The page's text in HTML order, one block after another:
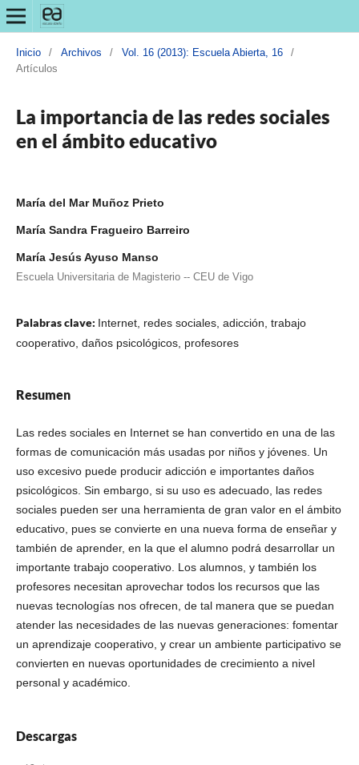
Inicio / Archivos / Vol. 16 (2013): Escuela Abierta, 16
/
Artículos
La importancia de las redes sociales
en el ámbito educativo
María del Mar Muñoz Prieto
María Sandra Fragueiro Barreiro
María Jesús Ayuso Manso
Escuela Universitaria de Magisterio -- CEU de Vigo
Palabras clave: Internet, redes sociales, adicción, trabajo
cooperativo, daños psicológicos, profesores
Resumen
Las redes sociales en Internet se han convertido en una de las
formas de comunicación más usadas por niños y jóvenes. Un
uso excesivo puede producir adicción e importantes daños
psicológicos. Sin embargo, si su uso es adecuado, las redes
sociales pueden ser una herramienta de gran valor en el ámbito
educativo, pues se convierte en una nueva forma de enseñar y
también de aprender, en la que el alumno podrá desarrollar un
importante trabajo cooperativo. Los alumnos, y también los
profesores necesitan aprovechar todos los recursos que las
nuevas tecnologías nos ofrecen, de tal manera que se puedan
atender las necesidades de las nuevas generaciones: fomentar
un aprendizaje cooperativo, y crear un ambiente participativo se
convierten en nuevas oportunidades de crecimiento a nivel
personal y académico.
Descargas